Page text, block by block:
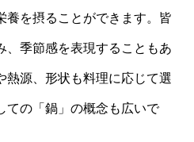
養を摂ることができます。皆
、季節感を表現することもあ
熱源、形状も料理に応じて選
ての「鍋」の概念も広いで